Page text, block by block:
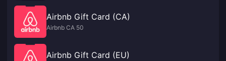
Airbnb Gift Card (CA)
Airbnb CA 50
Airbnb Gift Card (EU)